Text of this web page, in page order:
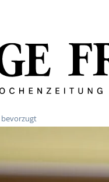
bevorzugt